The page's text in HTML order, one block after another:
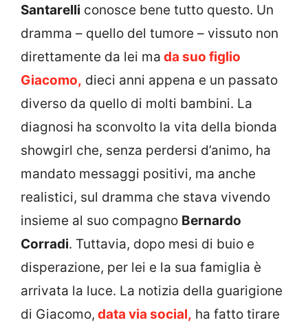
Santarelli conosce bene tutto questo. Un
dramma – quello del tumore – vissuto non
direttamente da lei ma da suo figlio
Giacomo, dieci anni appena e un passato
diverso da quello di molti bambini. La
diagnosi ha sconvolto la vita della bionda
showgirl che, senza perdersi d’animo, ha
mandato messaggi positivi, ma anche
realistici, sul dramma che stava vivendo
insieme al suo compagno Bernardo
Corradi. Tuttavia, dopo mesi di buio e
disperazione, per lei e la sua famiglia è
arrivata la luce. La notizia della guarigione
di Giacomo, data via social, ha fatto tirare